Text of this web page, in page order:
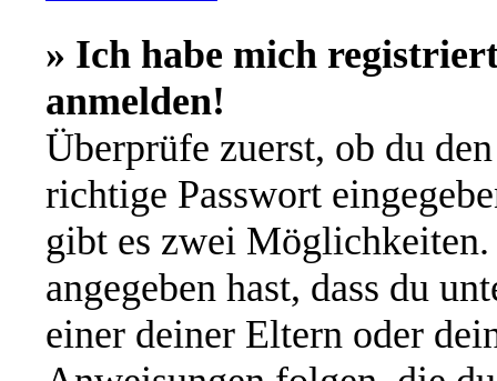
» Ich habe mich
anmelden!
Überprüfe zuerst, ob du
richtige Passwort
gibt es zwei
angegeben hast, dass du
einer deiner Eltern oder